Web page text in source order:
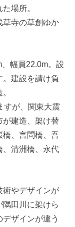
場所。
草寺の草創ゆか
幅員22.0m。設
建設を請け負
すが、関東大震
が建造、架け替
橋、言問橋、吾
、清洲橋、永代
術やデザインが
田川に架けら
ザインが違う